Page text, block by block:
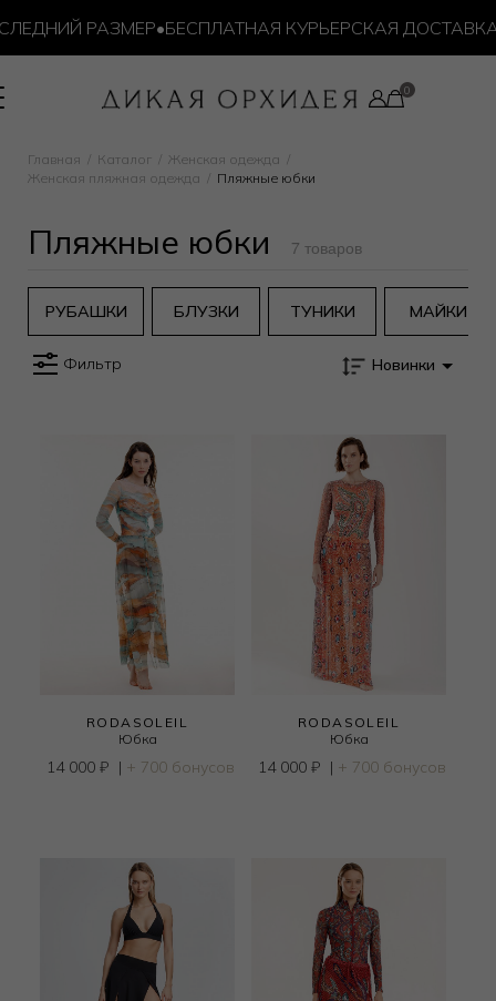
РАЗМЕР•БЕСПЛАТНАЯ КУРЬЕРСКАЯ ДОСТАВКА
Главная Каталог
Женская одежда
Женская пляжная одежда
Пляжные юбки
Пляжные юбки 7 товаров
РУБАШКИ БЛУЗКИ ТУНИКИ МАЙКИ
Фильтр Новинки
RODASOLEIL
Юбка
14 000 ₽ | + 700 бонусов
RODASOLEIL
Юбка
14 000 ₽ | + 700 бонусов